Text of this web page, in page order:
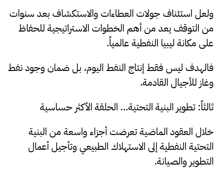
ولعل استئناف جولات العطاءات والاستكشاف بعد سنوات
من التوقف يعد من أهم الخطوات الاستراتيجية للحفاظ
على مكانة ليبيا النفطية عالمياً.
فالهدف ليس فقط إنتاج النفط اليوم، بل ضمان وجود نفط
وغاز للأجيال القادمة.
ثالثاً: تطوير البنية التحتية… الحلقة الأكثر حساسية
خلال العقود الماضية تعرضت أجزاء واسعة من البنية
التحتية النفطية إلى الاستهلاك الطبيعي وتأجيل أعمال
التطوير والصيانة.